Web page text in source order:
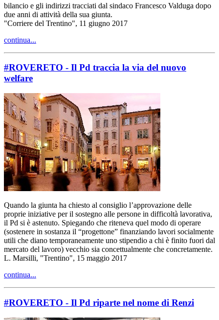
bilancio e gli indirizzi tracciati dal sindaco Francesco Valduga dopo
due anni di attività della sua giunta.
"Corriere del Trentino", 11 giugno 2017
continua...
#ROVERETO - Il Pd traccia la via del nuovo
welfare
Quando la giunta ha chiesto al consiglio l’approvazione delle
proprie iniziative per il sostegno alle persone in difficoltà lavorativa,
il Pd si è astenuto. Spiegando che riteneva quel modo di operare
(sostenere in sostanza il “progettone” finanziando lavori socialmente
utili che diano temporaneamente uno stipendio a chi è finito fuori dal
mercato del lavoro) vecchio sia concettualmente che concretamente.
L. Marsilli, "Trentino", 15 maggio 2017
continua...
#ROVERETO - Il Pd riparte nel nome di Renzi